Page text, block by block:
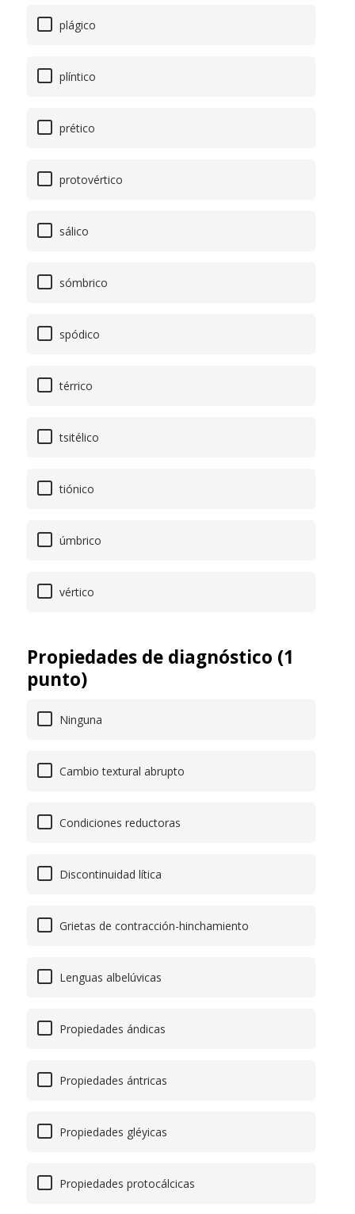
plágico
plíntico
prético
protovértico
sálico
sómbrico
spódico
térrico
tsitélico
tiónico
úmbrico
vértico
Propiedades de diagnóstico (1
punto)
Ninguna
Cambio textural abrupto
Condiciones reductoras
Discontinuidad lítica
Grietas de contracción-hinchamiento
Lenguas albelúvicas
Propiedades ándicas
Propiedades ántricas
Propiedades gléyicas
Propiedades protocálcicas